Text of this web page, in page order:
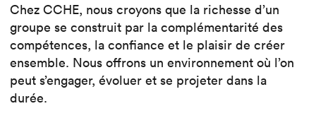
Chez CCHE, nous croyons que la richesse d’un
groupe se construit par la complémentarité des
compétences, la confiance et le plaisir de créer
ensemble. Nous offrons un environnement où l’on
peut s’engager, évoluer et se projeter dans la
durée.